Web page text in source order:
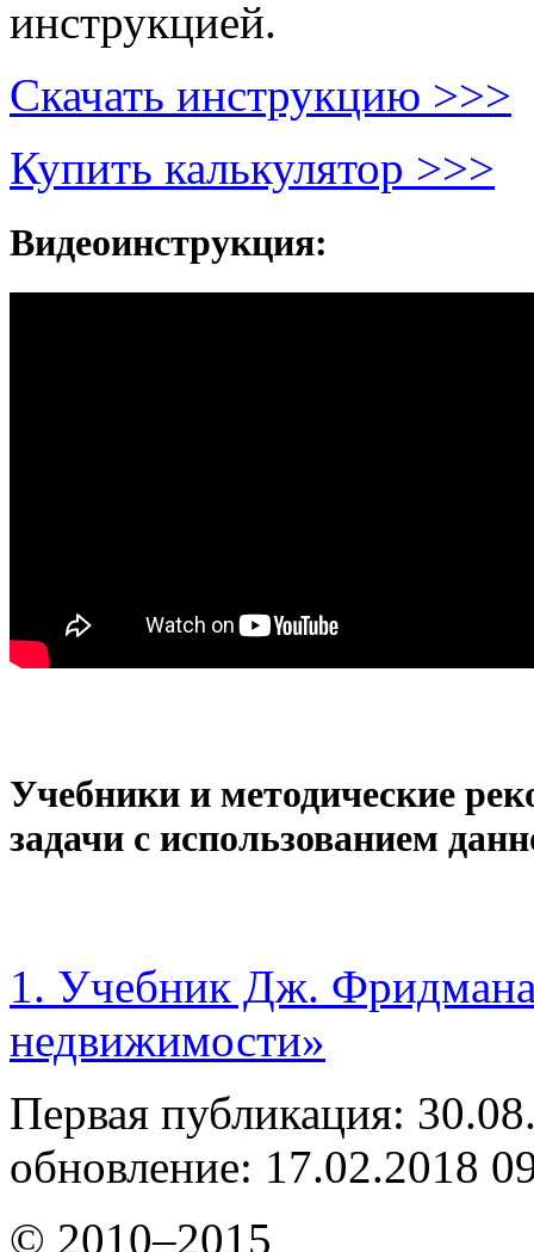
инструкцией.
Скачать инструкцию >>>
Купить калькулятор >>>
Видеоинструкция:
Учебники и методические
задачи с использованием
1. Учебник Дж.
недвижимости»
Первая публикация:
обновление: 17.02.2018
© 2010–2015